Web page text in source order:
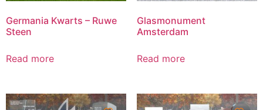
Germania Kwarts – Ruwe
Steen
Read more
Glasmonument
Amsterdam
Read more